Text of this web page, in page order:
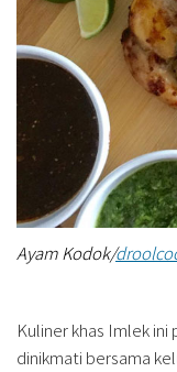
Ayam Kodok/
Kuliner khas Imlek
dinikmati bersama